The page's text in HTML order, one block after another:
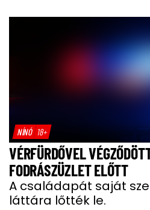
NÍNÓ 18+
VÉRFÜRDŐVEL
FODRÁSZÜZLET ELŐTT
A családapát saját
láttára lőtték le.